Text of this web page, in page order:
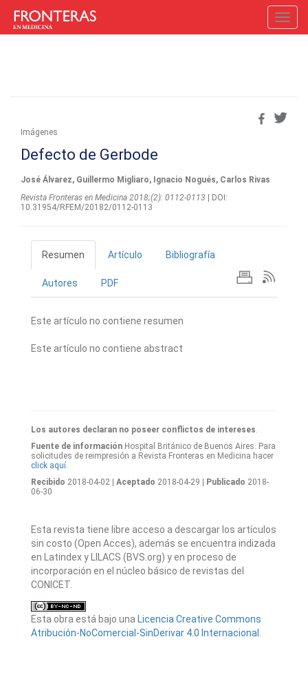
Imágenes
Defecto de Gerbode
José Álvarez, Guillermo Migliaro, Ignacio Nogués, Carlos Rivas
Revista Fronteras en Medicina 2018;(2): 0112-0113 | DOI:
10.31954/RFEM/20182/0112-0113
Resumen Artículo Bibliografía
Autores PDF
Este artículo no contiene resumen
Este artículo no contiene abstract
Los autores declaran no poseer conflictos de intereses.
Fuente de información Hospital Británico de Buenos Aires. Para
solicitudes de reimpresión a Revista Fronteras en Medicina hacer
click aquí.
Recibido 2018-04-02 | Aceptado 2018-04-29 | Publicado 2018-
06-30
Esta revista tiene libre acceso a descargar los artículos
sin costo (Open Acces), además se encuentra indizada
en Latindex y LILACS (BVS.org) y en proceso de
incorporación en el núcleo básico de revistas del
CONICET.
Esta obra está bajo una Licencia Creative Commons
Atribución-NoComercial-SinDerivar 4.0 Internacional